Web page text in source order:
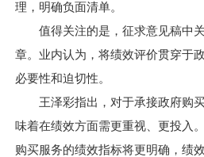
理，明确负面清单。
值得关注的是，征求意见稿中关
章。业内认为，将绩效评价贯穿于
必要性和迫切性。
王泽彩指出，对于承接政府购买
味着在绩效方面需更重视、更投入
购买服务的绩效指标将更明确，绩